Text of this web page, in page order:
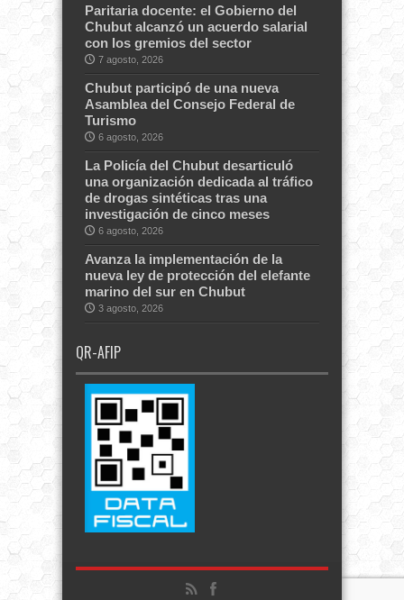
Paritaria docente: el Gobierno del
Chubut alcanzó un acuerdo salarial
con los gremios del sector
7 agosto, 2026
Chubut participó de una nueva
Asamblea del Consejo Federal de
Turismo
6 agosto, 2026
La Policía del Chubut desarticuló
una organización dedicada al tráfico
de drogas sintéticas tras una
investigación de cinco meses
6 agosto, 2026
Avanza la implementación de la
nueva ley de protección del elefante
marino del sur en Chubut
3 agosto, 2026
QR-AFIP